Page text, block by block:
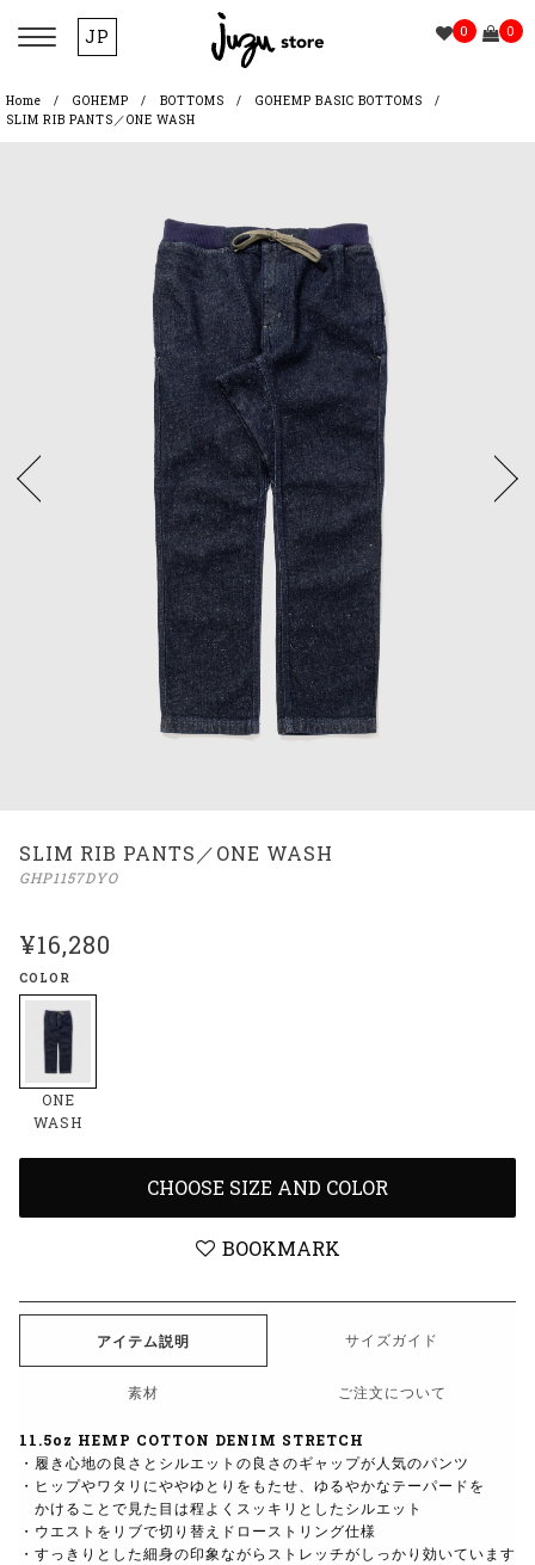
JP 0 0
Home GOHEMP BOTTOMS
GOHEMP BASIC BOTTOMS
SLIM RIB PANTS／ONE WASH
SLIM RIB PANTS／ONE WASH
GHP1157DYO
¥16,280
COLOR
ONE
WASH
CHOOSE SIZE AND COLOR
BOOKMARK
アイテム説明 サイズガイド
素材 ご注文について
11.5oz HEMP COTTON DENIM STRETCH
・履き心地の良さとシルエットの良さのギャップが人気のパンツ
・ヒップやワタリにややゆとりをもたせ、ゆるやかなテーパードを
かけることで見た目は程よくスッキリとしたシルエット
・ウエストをリブで切り替えドローストリング仕様
・すっきりとした細身の印象ながらストレッチがしっかり効いています